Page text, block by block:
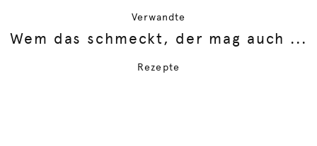
Verwandte
Wem das schmeckt, der mag auch ...
Rezepte